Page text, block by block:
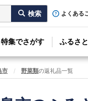
よくある
特集でさがす ふるさ
市 野菜類の返礼品一覧